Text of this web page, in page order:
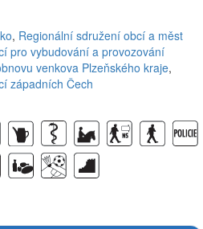
, Regionální sdružení obcí a měst
pro vybudování a provozování
venkova Plzeňského kraje,
západních Čech